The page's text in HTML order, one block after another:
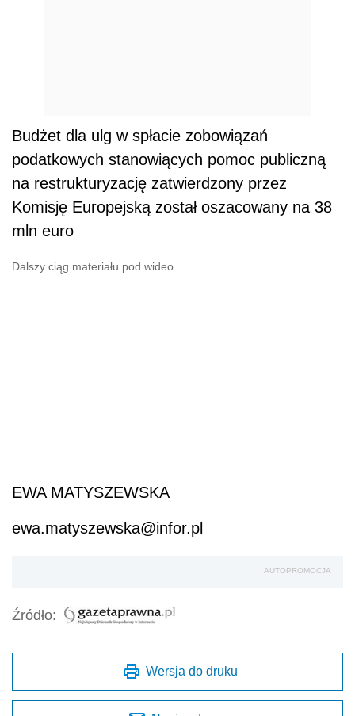
Budżet dla ulg w spłacie zobowiązań
podatkowych stanowiących pomoc publiczną
na restrukturyzację zatwierdzony przez
Komisję Europejską został oszacowany na 38
mln euro
Dalszy ciąg materiału pod wideo
EWA MATYSZEWSKA
ewa.matyszewska@infor.pl
AUTOPROMOCJA
Źródło:
Wersja do druku